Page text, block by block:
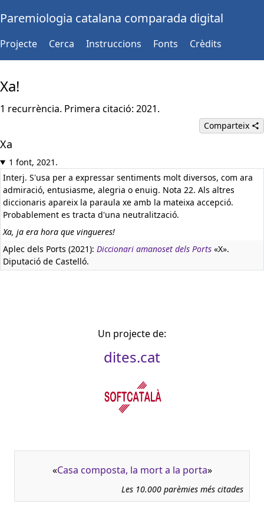
Paremiologia catalana comparada digital
Projecte Cerca Instruccions Fonts Crèdits
Xa!
1 recurrència. Primera citació: 2021.
Comparteix
Xa
1 font, 2021.
Interj. S'usa per a expressar sentiments molt diversos, com ara
admiració, entusiasme, alegria o enuig. Nota 22. Als altres
diccionaris apareix la paraula xe amb la mateixa accepció.
Probablement es tracta d'una neutralització.
Xa, ja era hora que vingueres!
Aplec dels Ports (2021): Diccionari amanoset dels Ports «X».
Diputació de Castelló.
Un projecte de:
dites.cat
«Casa composta, la mort a la porta»
Les 10.000 parèmies més citades